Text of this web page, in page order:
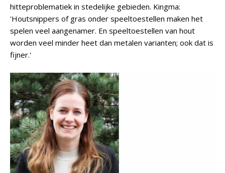
hitteproblematiek in stedelijke gebieden. Kingma:
'Houtsnippers of gras onder speeltoestellen maken het
spelen veel aangenamer. En speeltoestellen van hout
worden veel minder heet dan metalen varianten; ook dat is
fijner.'